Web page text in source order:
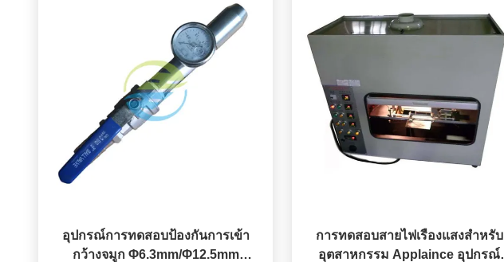
อุปกรณ์การทดสอบป้องกันการเข้า
กว้างจมูก Φ6.3mm/Φ12.5mm
การทดสอบสายไฟเรืองแสงสำหรับ
อุตสาหกรรม Applaince อุปกรณ์